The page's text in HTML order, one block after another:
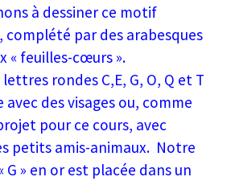
à dessiner ce motif
par des arabesques
« feuilles-cœurs ».
lettres rondes C,E, G, O, Q et T
des visages ou, comme
pour ce cours, avec
petits amis-animaux. Notre
G » en or est placée dans un